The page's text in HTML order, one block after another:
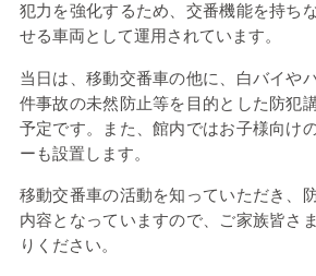
犯力を強化するため、交番機能を持ち
せる車両として運用されています。
当日は、移動交番車の他に、白バイや
件事故の未然防止等を目的とした防犯
予定です。また、館内ではお子様向け
ーも設置します。
移動交番車の活動を知っていただき、
内容となっていますので、ご家族皆さ
りください。